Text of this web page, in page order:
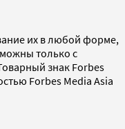
их в любой форме,
только с
знак Forbes
Forbes Media Asia